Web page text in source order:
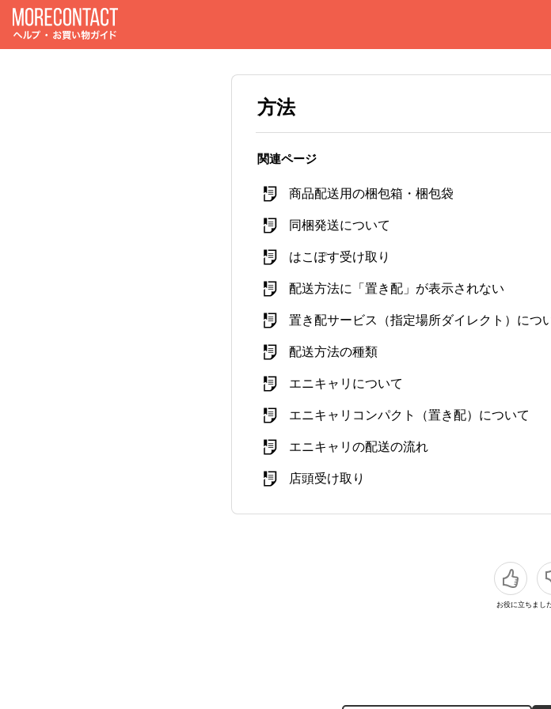
方法
お役に立ちまし
関連ページ
商品配送用の梱包箱・梱包袋
同梱発送について
はこぽす受け取り
配送方法に「置き配」が表示されない
置き配サービス（指定場所ダイレクト）につ
配送方法の種類
エニキャリについて
エニキャリコンパクト（置き配）について
エニキャリの配送の流れ
店頭受け取り